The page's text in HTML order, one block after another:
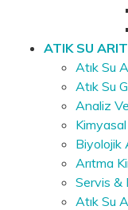
ATIK SU
Atık Su
Atık Su
Analiz
Kimyasal
Biyolojik
Arıtma
Servis &
Atık Su